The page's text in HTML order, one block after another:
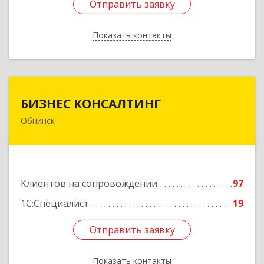
Отправить заявку
Показать контакты
Отправить заявку
Назад
БИЗНЕС КОНСАЛТИНГ
Обнинск
Клиентов на сопровождении
97
1С:Специалист
19
Отправить заявку
Показать контакты
249032, Калужская обл, Обнинск г, Курчатова ул,
Отправить заявку
Назад